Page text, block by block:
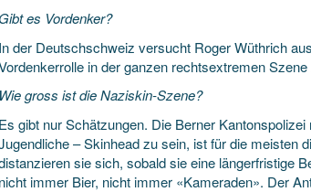
Gibt es Vordenker?
In der Deutschschweiz versucht Roger Wüthrich
in der ganzen rechtsextremen
Wie gross ist die Naziskin-Szene?
Es gibt nur Schätzungen. Die Berner
– Skinhead zu sein, ist für die meisten
sie sich, sobald sie eine längerfristige
nicht immer Bier, nicht immer «Kameraden». Der